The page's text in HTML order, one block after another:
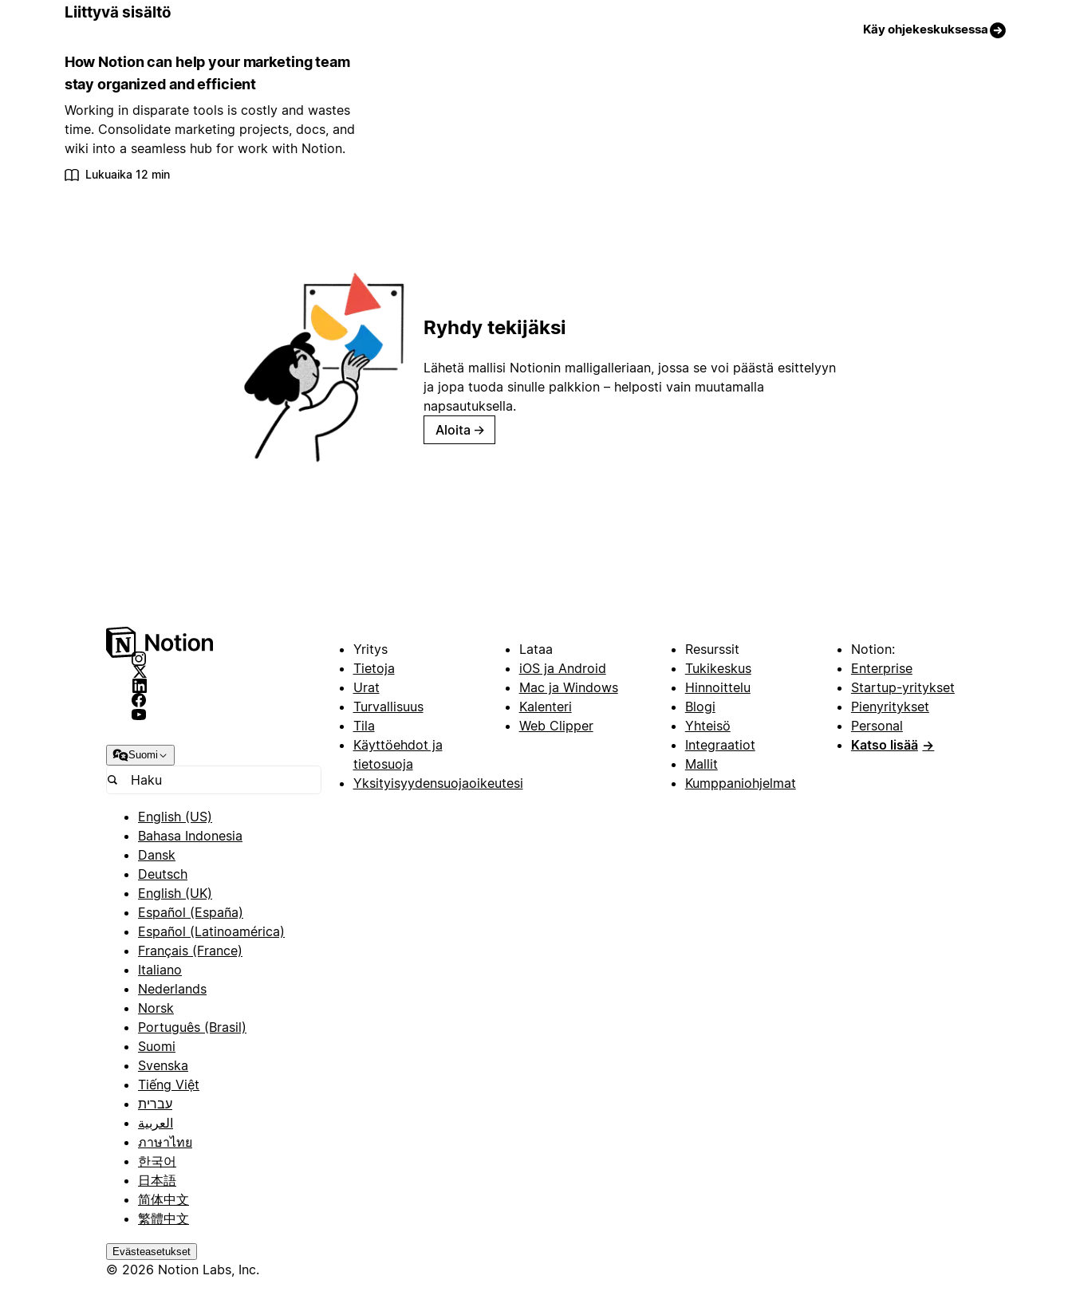
Liittyvä sisältö
Käy ohjekeskuksessa
How Notion can help your marketing team
stay organized and efficient
Working in disparate tools is costly and wastes
time. Consolidate marketing projects, docs, and
wiki into a seamless hub for work with Notion.
Lukuaika 12 min
Ryhdy tekijäksi
Lähetä mallisi Notionin malligalleriaan, jossa se voi päästä esittelyyn
ja jopa tuoda sinulle palkkion – helposti vain muutamalla
napsautuksella.
Aloita →
Suomi
English (US)
Bahasa Indonesia
Dansk
Deutsch
English (UK)
Español (España)
Español (Latinoamérica)
Français (France)
Italiano
Nederlands
Norsk
Português (Brasil)
Suomi
Svenska
Tiếng Việt
עברית
العربية
ภาษาไทย
한국어
日本語
简体中文
繁體中文
Evästeasetukset
© 2026 Notion Labs, Inc.
Yritys
Tietoja
Urat
Turvallisuus
Tila
Käyttöehdot ja
tietosuoja
Yksityisyydensuojaoikeutesi
Lataa
iOS ja Android
Mac ja Windows
Kalenteri
Web Clipper
Resurssit
Tukikeskus
Hinnoittelu
Blogi
Yhteisö
Integraatiot
Mallit
Kumppaniohjelmat
Notion:
Enterprise
Startup-yritykset
Pienyritykset
Personal
Katso lisää →